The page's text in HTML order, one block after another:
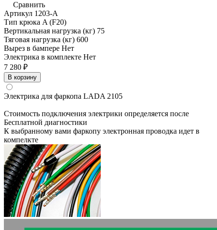
Сравнить
Артикул 1203-A
Тип крюка A (F20)
Вертикальная нагрузка (кг) 75
Тяговая нагрузка (кг) 600
Вырез в бампере Нет
Электрика в комплекте Нет
7 280 ₽
В корзину
Электрика для фаркопа LADA 2105
Стоимость подключения электрики определяется после
Бесплатной диагностики
К выбранному вами фаркопу электронная проводка идет в
компелкте